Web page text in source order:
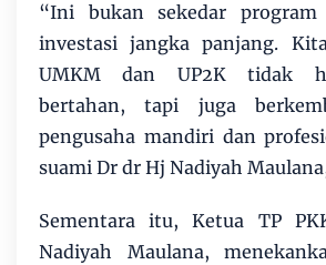
“Ini bukan sekedar
investasi jangka panjang.
UMKM dan UP2K tidak
bertahan, tapi juga
pengusaha mandiri dan
suami Dr dr Hj Nadiyah
Sementara itu, Ketua TP
Nadiyah Maulana,